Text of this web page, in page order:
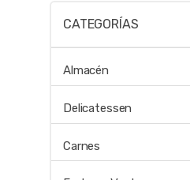
CATEGORÍAS
Almacén
Delicatessen
Carnes